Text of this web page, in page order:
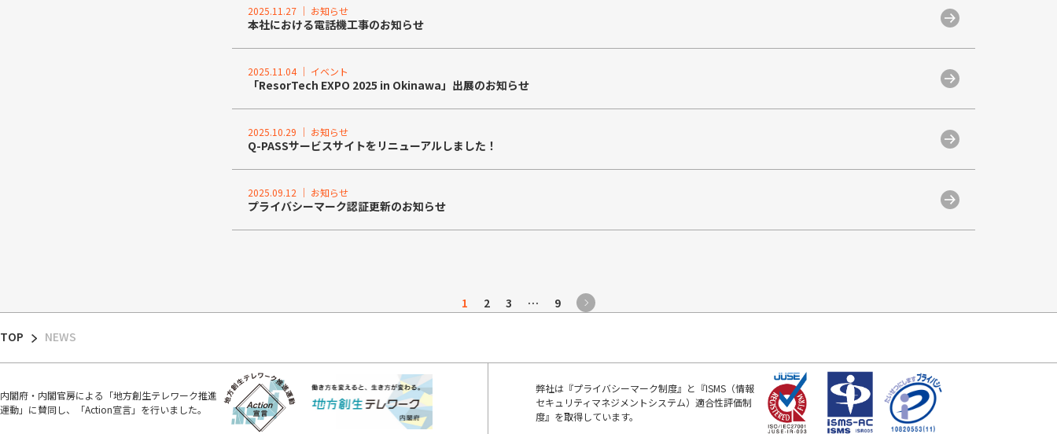
2025.11.27 ｜ お知らせ
本社における電話機工事のお知らせ
2025.11.04 ｜ イベント
「ResorTech EXPO 2025 in Okinawa」出展のお知らせ
2025.10.29 ｜ お知らせ
Q-PASSサービスサイトをリニューアルしました！
2025.09.12 ｜ お知らせ
プライバシーマーク認証更新のお知らせ
1 2 3 … 9
TOP NEWS
内閣府・内閣官房による「地方創生テレワーク推進
運動」に賛同し、「Action宣言」を行いました。
弊社は『プライバシーマーク制度』と『ISMS（情報
セキュリティマネジメントシステム）適合性評価制
度』を取得しています。